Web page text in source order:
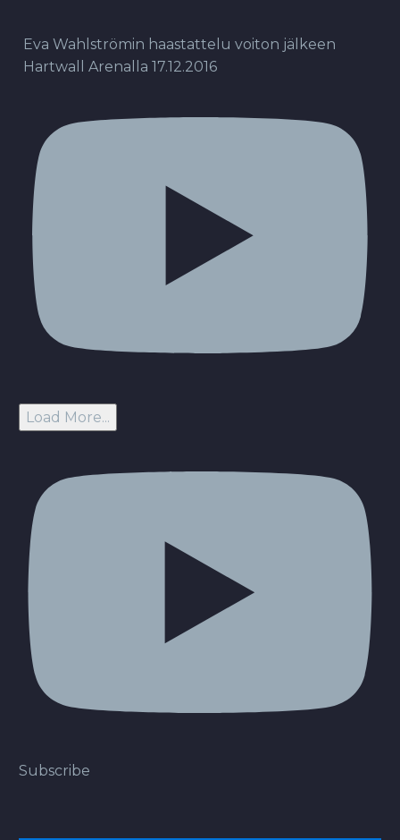
Eva Wahlströmin haastattelu voiton jälkeen
Hartwall Arenalla 17.12.2016
Load More...
Subscribe